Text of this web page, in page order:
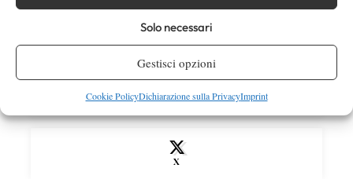
Solo necessari
Gestisci opzioni
Cookie PolicyDichiarazione sulla PrivacyImprint
SOCIAL
Facebook
X